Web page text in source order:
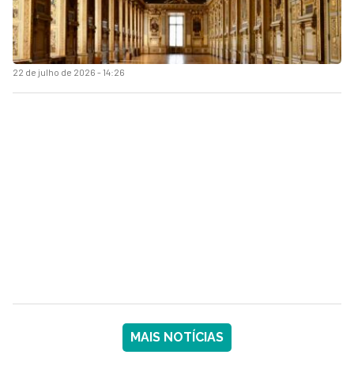
22 de julho de 2026 - 14:26
MAIS NOTÍCIAS